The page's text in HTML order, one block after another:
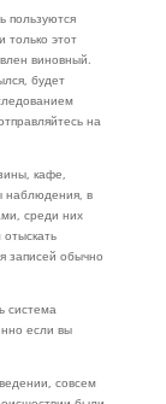
пользуются
этот
виновный.
будет
на
кафе,
наблюдения, в
среди них
записей обычно
система
если вы
, совсем